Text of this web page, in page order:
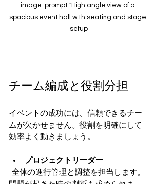
image-prompt "High angle view of a
spacious event hall with seating and stage
setup
チーム編成と役割分担
イベントの成功には、信頼できるチー
ムが欠かせません。役割を明確にして
効率よく動きましょう。
プロジェクトリーダー